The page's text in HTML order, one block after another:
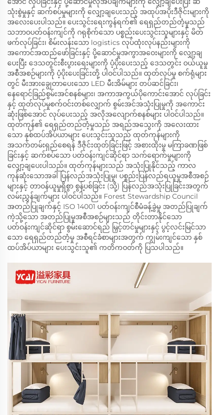
သုံးစွဲမှုနှင့် ဆက်စပ်မှုများကို လျှော့ချပေးသည့် အထုပ်အပိုးဒီဇိုင်းများကို
အလေးပေးပါသည်။ ပေးသွင်းရေးကွန်ရက်၏ ရေရှည်တည်တံ့မှုသည်
သဘာဝပတ်ဝန်းကျင်ကို ဂရုစိုက်သော ပစ္စည်းပေးသွင်းသူများနှင့် မိတ်
ဖက်လုပ်ခြင်း၊ စိမ်းလန်းသော logistics လုပ်ထုံးလုပ်နည်းများကို
အကောင်အထည်ဖော်ခြင်းနှင့် ပို့ဆောင်မှုအကွာအဝေးများကို လျှော့ချ
ပေးပြီး ဒေသတွင်းစီးပွားရေးများကို ပံ့ပိုးပေးသည့် ဒေသတွင်း ဝယ်ယူမှု
အစီအစဉ်များကို ပံ့ပိုးပေးခြင်းတို့ ပါဝင်ပါသည်။ ထုတ်လုပ်မှု စက်ရုံများ
တွင် မီးအားချွေတာပေးသော LED မီးအိမ်များ တပ်ဆင်ခြင်း၊
နေရောင်ခြည်စွမ်းအင်စနစ်များ၊ အကာအကွယ်ပိုကောင်းအောင် လုပ်ခြင်း
နှင့် ထုတ်လုပ်မှုစက်ဝင်းတစ်လျှောက် စွမ်းအင်အသုံးပြုမှုကို အကောင်း
ဆုံးဖြစ်အောင် လုပ်ပေးသည့် အလိုအလျောက်စနစ်များ ပါဝင်ပါသည်။
ထုတ်ကုန်၏ ရေရှည်တည်တံ့မှုသည် အရည်အသွေးကို အလေးထား
သော နှစ်ထပ်အိပ်ယာများ ပေးသွင်းသူသည် ထုတ်ကုန်များကို
အသက်တမ်းရှည်စေရန် ဒီဇိုင်းထုတ်ခြင်းဖြင့် အစားထိုးမှု မကြာခဏဖြစ်
ခြင်းနှင့် ဆက်စပ်သော ပတ်ဝန်းကျင်ဆိုင်ရာ သက်ရောက်မှုများကို
လျှော့ချပေးပါသည်။ ထုတ်ကုန်များသည် အသုံးပြုနိုင်သည့် ကာလ
ကုန်ဆုံးသောအခါ ပြန်လည်အသုံးပြုမှု၊ ပစ္စည်းပြန်လည်ရယူမှုအစီအစဉ်
များနှင့် တာဝန်ယူမှုရှိစွာ စွန့်ပစ်ခြင်း (သို့) ပြန်လည်အသုံးပြုခြင်းအတွက်
လမ်းညွှန်ချက်များ ပါဝင်ပါသည်။ Forest Stewardship Council
အတည်ပြုချက်နှင့် ISO 14001 ပတ်ဝန်းကျင်စီမံခန့်ခွဲမှု အတည်ပြုချက်
ကဲ့သို့သော အတည်ပြုမှုအစီအစဉ်များသည် တိုင်းတာနိုင်သော
ပတ်ဝန်းကျင်ဆိုင်ရာ စွမ်းဆောင်ရည် မြှင့်တင်မှုများနှင့် ပွင့်လင်းမြင်သာ
သော ရေရှည်တည်တံ့မှု အစီရင်ခံစာများအတွက် ကျွမ်းကျင်သော နှစ်
ထပ်အိပ်ယာများ ပေးသွင်းသူ၏ ကတိကဝတ်ကို ပြသပါသည်။